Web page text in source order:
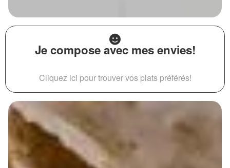
Je compose avec mes envies!
Cliquez ici pour trouver vos plats préférés!